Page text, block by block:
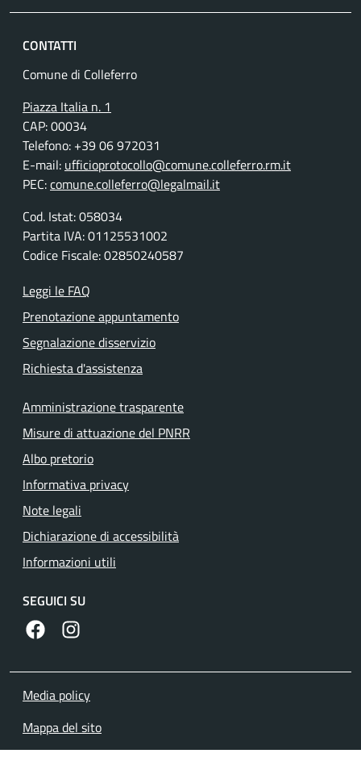
CONTATTI
Comune di Colleferro
Piazza Italia n. 1
CAP: 00034
Telefono: +39 06 972031
E-mail: ufficioprotocollo@comune.colleferro.rm.it
PEC:comune.colleferro@legalmail.it
Cod. Istat: 058034
Partita IVA: 01125531002
Codice Fiscale: 02850240587
Leggi le FAQ
Prenotazione appuntamento
Segnalazione disservizio
Richiesta d'assistenza
Amministrazione trasparente
Misure di attuazione del PNRR
Albo pretorio
Informativa privacy
Note legali
Dichiarazione di accessibilità
Informazioni utili
SEGUICI SU
https://www.facebook.com/comunecolleferro/
Media policy
Mappa del sito